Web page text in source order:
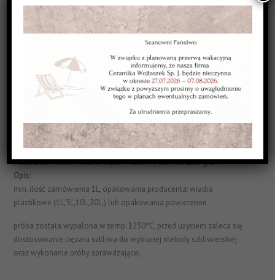
Category: SZKLIWA WYSOKOTOPLIWE 1220-1250*C
Kolor:oranż
Typ:kryjące
Struktura Powierzchni:satynowe i jednorodne
Postać:zawiesina wodna, ciężar właściwy 1,55 do 1,60 g/cm³
Opis:
min. ilość zamówienia 1L, opakowania producenta: wiadra
plastikowe (1L,5L,10L,20L,) lub opakowania powierzone
próba została wypalona w temp. 1230ºC, przed użyciem zaleca się
dostosowanie ciężaru szkliwa do wybranej metody szkliwierskiej
oraz wykonanie próby sprawdzającej